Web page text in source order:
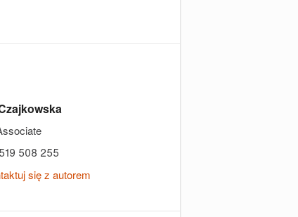
508 255
się z autorem